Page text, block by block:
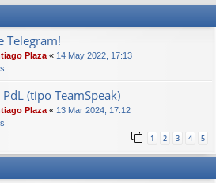
Telegram!
Plaza « 14 May 2022, 17:13
(tipo TeamSpeak)
Plaza « 13 Mar 2024, 17:12
1 2 3 4 5